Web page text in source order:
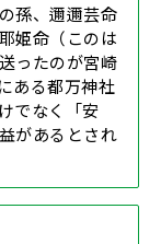
孫、邇邇芸命
姫命（このは
ったのが宮崎
ある都万神社
でなく「安
があるとされ